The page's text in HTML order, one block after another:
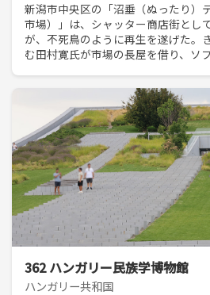
新潟市中央区の「沼垂（ぬったり）
市場）」は、シャッター商店街とし
が、不死鳥のように再生を遂げた。
む田村寛氏が市場の長屋を借り、ソ
362 ハンガリー民族学博物館
ハンガリー共和国